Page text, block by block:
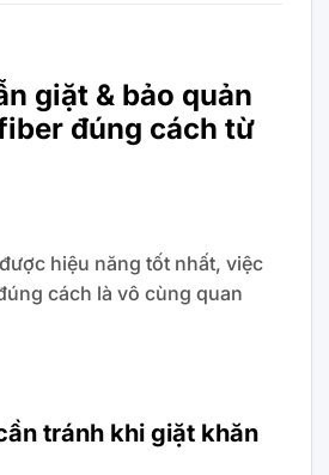
giặt & bảo quản
đúng cách từ
hiệu năng tốt nhất, việc
cách là vô cùng quan
tránh khi giặt khăn